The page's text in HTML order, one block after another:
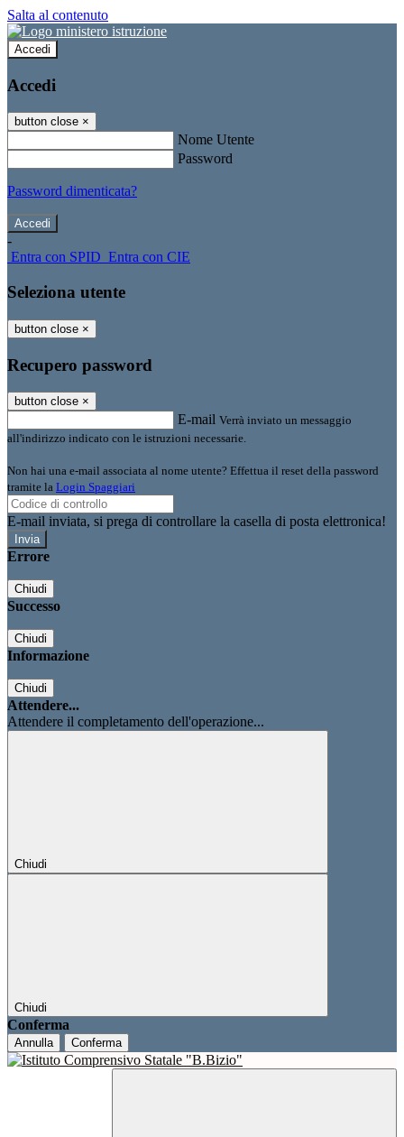
Salta al contenuto
Accedi
Accedi
button close ×
Nome Utente
Password
Password dimenticata?
-
Entra con SPID Entra con CIE
Seleziona utente
button close ×
Recupero password
button close ×
E-mail Verrà inviato un messaggio
all'indirizzo indicato con le istruzioni necessarie.
Non hai una e-mail associata al nome utente? Effettua il reset della password
tramite la Login Spaggiari
E-mail inviata, si prega di controllare la casella di posta elettronica!
Errore
Chiudi
Successo
Chiudi
Informazione
Chiudi
Attendere...
Attendere il completamento dell'operazione...
Chiudi
Chiudi
Conferma
Annulla Conferma